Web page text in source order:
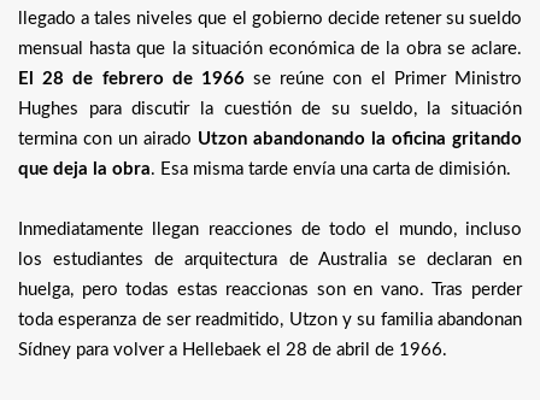
llegado a tales niveles que el gobierno decide retener su sueldo
mensual hasta que la situación económica de la obra se aclare.
El 28 de febrero de 1966se reúne con el Primer Ministro
Hughes para discutir la cuestión de su sueldo, la situación
termina con un airado Utzon abandonando la oficina gritando
que deja la obra. Esa misma tarde envía una carta de dimisión.
Inmediatamente llegan reacciones de todo el mundo, incluso
los estudiantes de arquitectura de Australia se declaran en
huelga, pero todas estas reaccionas son en vano. Tras perder
toda esperanza de ser readmitido, Utzon y su familia abandonan
Sídney para volver a Hellebaek el 28 de abril de 1966.